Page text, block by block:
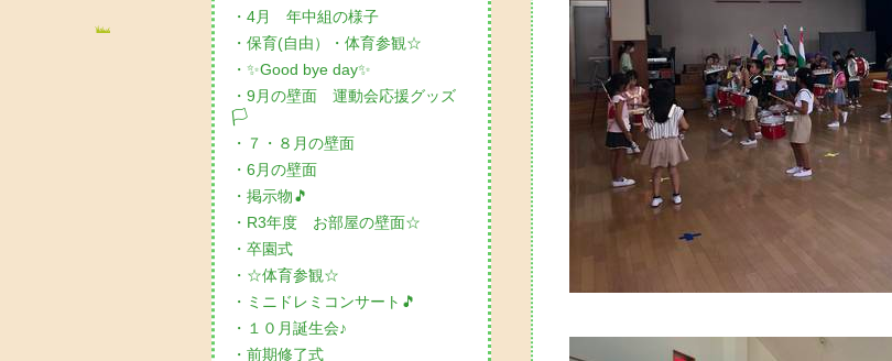
・4月 年中組の様子
・保育(自由）・体育参観☆
・✨Good bye day✨
・9月の壁面 運動会応援グッズ
🏳
・７・８月の壁面
・6月の壁面
・掲示物🎵
・R3年度 お部屋の壁面☆
・卒園式
・☆体育参観☆
・ミニドレミコンサート🎵
・１０月誕生会♪
・前期修了式